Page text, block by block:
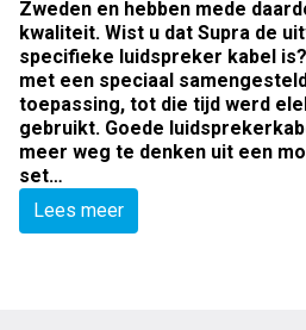
Zweden en hebben mede
kwaliteit. Wist u dat Supra de
specifieke luidspreker kabel
met een speciaal
toepassing, tot die tijd werd
gebruikt. Goede
meer weg te denken uit een
set…
Lees meer